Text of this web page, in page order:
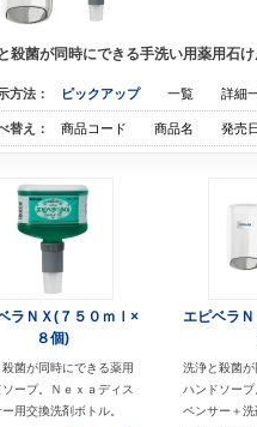
殺菌が同時にできる手洗い用薬用石
方法： ピックアップ 一覧 詳細
替え： 商品コード 商品名 発売日
ラＮＸ(７５０ｍｌ×
８個)
菌が同時にできる薬用
ープ。Ｎｅｘａディス
用交換洗剤ボトル。
エピベラ
洗浄と殺菌
ハンドソープ
ペンサー＋洗